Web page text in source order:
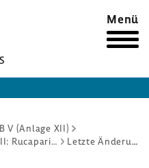
Menü
V (Anlage XII)
Arzneimittel-Richtlinie/Anlage XII: Rucaparib (Neubewertung nach Fristablauf: Ovarialkarzinom, Eileiterkarzinom oder primäres Peritonealkarzinom, Erhaltungstherapie)
Letzte Änderungen